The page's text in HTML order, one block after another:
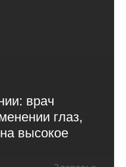
врач
глаз,
высокое